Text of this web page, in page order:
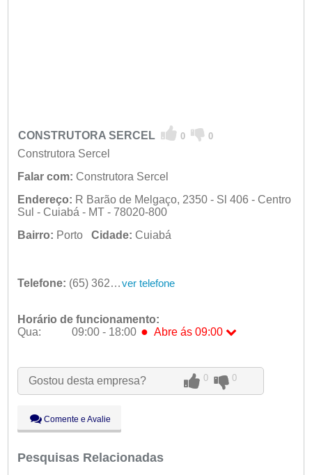
CONSTRUTORA SERCEL 0 0
Construtora Sercel
Falar com: Construtora Sercel
Endereço: R Barão de Melgaço, 2350 - Sl 406 - Centro
Sul - Cuiabá - MT - 78020-800
Bairro: Porto Cidade: Cuiabá
Telefone: (65) 3624-5275 ver telefone
Horário de funcionamento:
Qua:
09:00 - 18:00 ● Abre ás 09:00
Ter:
09:00 - 18:00
Qua:
09:00 - 18:00●Abre ás 09:00
Sex:
09:00 - 18:00
Sáb:
Fechado
Dom:
Fechado
Gostou desta empresa? 0 0
Comente e Avalie
Pesquisas Relacionadas